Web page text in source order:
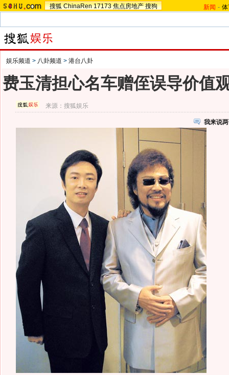
搜狐 ChinaRen 17173 焦点房地产 搜狗 新闻 -
娱乐频道 > 八卦频道 > 港台八卦
费玉清担心名车赠侄误导价值
来源：搜狐娱乐
我来说